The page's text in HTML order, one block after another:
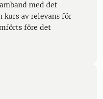
med det
kurs av relevans för
före det